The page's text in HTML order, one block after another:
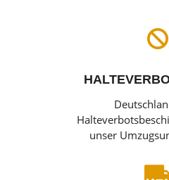

unser